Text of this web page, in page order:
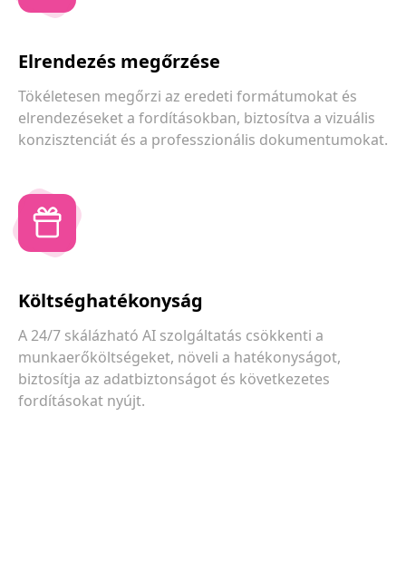
Elrendezés megőrzése
Tökéletesen megőrzi az eredeti formátumokat és
elrendezéseket a fordításokban, biztosítva a vizuális
konzisztenciát és a professzionális dokumentumokat.
Költséghatékonyság
A 24/7 skálázható AI szolgáltatás csökkenti a
munkaerőköltségeket, növeli a hatékonyságot,
biztosítja az adatbiztonságot és következetes
fordításokat nyújt.